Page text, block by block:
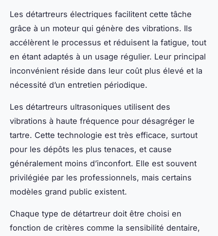
Les détartreurs électriques facilitent cette tâche
grâce à un moteur qui génère des vibrations. Ils
accélèrent le processus et réduisent la fatigue, tout
en étant adaptés à un usage régulier. Leur principal
inconvénient réside dans leur coût plus élevé et la
nécessité d’un entretien périodique.
Les détartreurs ultrasoniques utilisent des
vibrations à haute fréquence pour désagréger le
tartre. Cette technologie est très efficace, surtout
pour les dépôts les plus tenaces, et cause
généralement moins d’inconfort. Elle est souvent
privilégiée par les professionnels, mais certains
modèles grand public existent.
Chaque type de détartreur doit être choisi en
fonction de critères comme la sensibilité dentaire,